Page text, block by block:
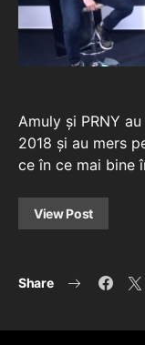
Amuly și PRNY
2018 și au mers
ce în ce mai bine
View Post
Share